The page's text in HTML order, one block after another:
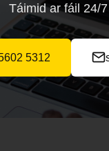
Táimid ar fáil 24/7
5312